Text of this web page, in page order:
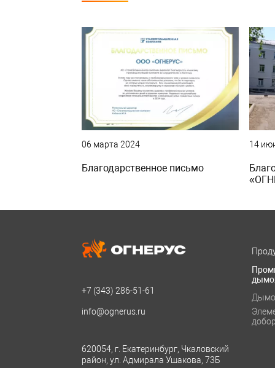
06 марта 2024
Благодарственное письмо
14
+7 (343) 286-51-61
info@ognerus.ru
620054, г. Екатеринбург, Чкаловский
район, ул. Адмирала Ушакова, 73Б